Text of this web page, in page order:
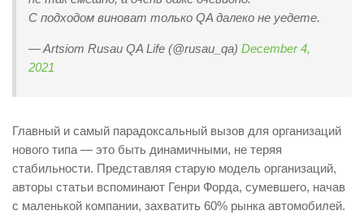
С подходом виноват только QA далеко не уедете.
— Artsiom Rusau QA Life (@rusau_qa) December 4,
2021
Главный и самый парадоксальный вызов для организаций
нового типа — это быть динамичными, не теряя
стабильности. Представляя старую модель организаций,
авторы статьи вспоминают Генри Форда, сумевшего, начав
с маленькой компании, захватить 60% рынка автомобилей.